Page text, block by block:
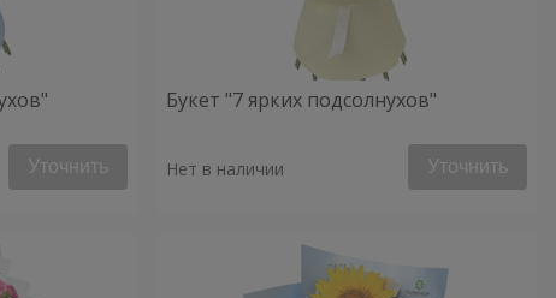
Уточнить
Букет "7 ярких подсолнухов"
Нет в наличии Уточнить